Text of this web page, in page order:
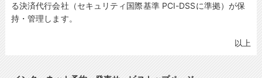
る決済代行会社（セキュリティ国際基準 PCI-DSSに準拠）が保
持・管理します。
以上